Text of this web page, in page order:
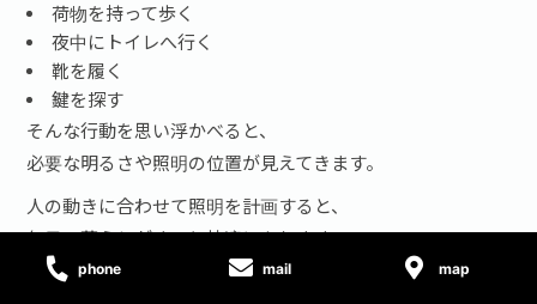
荷物を持って歩く
夜中にトイレへ行く
靴を履く
鍵を探す
そんな行動を思い浮かべると、
必要な明るさや照明の位置が見えてきます。
人の動きに合わせて照明を計画すると、
毎日の暮らしがぐっと快適になります。
phone mail map